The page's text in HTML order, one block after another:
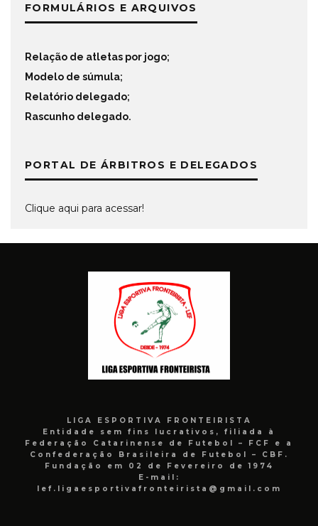
FORMULÁRIOS E ARQUIVOS
Relação de atletas por jogo;
Modelo de súmula;
Relatório delegado;
Rascunho delegado.
PORTAL DE ÁRBITROS E DELEGADOS
Clique aqui para acessar!
LIGA ESPORTIVA FRONTEIRISTA
Entidade sem fins lucrativos, filiada à
Federação Catarinense de Futebol – FCF e a
Confederação Brasileira de Futebol – CBF.
Fundação em 02 de Fevereiro de 1974
E-mail:
lef.ligaesportivafronteirista@gmail.com